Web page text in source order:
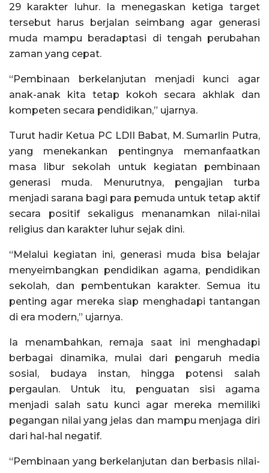
29 karakter luhur. Ia menegaskan ketiga target
tersebut harus berjalan seimbang agar generasi
muda mampu beradaptasi di tengah perubahan
zaman yang cepat.
“Pembinaan berkelanjutan menjadi kunci agar
anak-anak kita tetap kokoh secara akhlak dan
kompeten secara pendidikan,” ujarnya.
Turut hadir Ketua PC LDII Babat, M. Sumarlin Putra,
yang menekankan pentingnya memanfaatkan
masa libur sekolah untuk kegiatan pembinaan
generasi muda. Menurutnya, pengajian turba
menjadi sarana bagi para pemuda untuk tetap aktif
secara positif sekaligus menanamkan nilai-nilai
religius dan karakter luhur sejak dini.
“Melalui kegiatan ini, generasi muda bisa belajar
menyeimbangkan pendidikan agama, pendidikan
sekolah, dan pembentukan karakter. Semua itu
penting agar mereka siap menghadapi tantangan
di era modern,” ujarnya.
Ia menambahkan, remaja saat ini menghadapi
berbagai dinamika, mulai dari pengaruh media
sosial, budaya instan, hingga potensi salah
pergaulan. Untuk itu, penguatan sisi agama
menjadi salah satu kunci agar mereka memiliki
pegangan nilai yang jelas dan mampu menjaga diri
dari hal-hal negatif.
“Pembinaan yang berkelanjutan dan berbasis nilai-